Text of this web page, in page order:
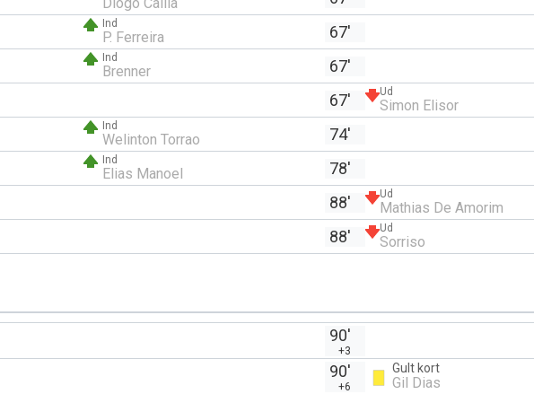
Ind
P. Ferreira 67'
Ind
Brenner
67'
67'
Ud
Simon Elisor
Ind
Welinton Torrao 74'
Ind
Elias Manoel
78'
88'
Ud
Mathias De Amorim
88' Ud
Sorriso
90'
+3
90'
+6
Gult kort
Gil Dias